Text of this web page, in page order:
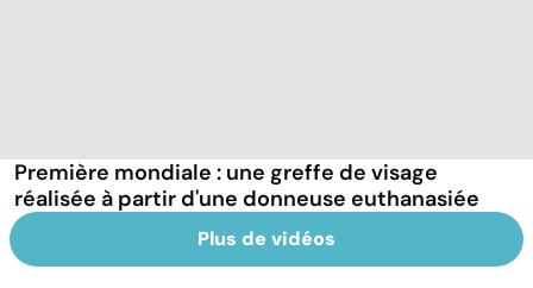
Première mondiale : une greffe de visage
réalisée à partir d'une donneuse euthanasiée
Plus de vidéos